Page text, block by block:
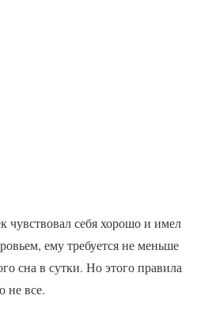
чувствовал себя хорошо и имел
ему требуется не меньше
сна в сутки. Но этого правила
не все.